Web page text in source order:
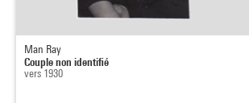
Man Ray
Couple non identifié
vers 1930